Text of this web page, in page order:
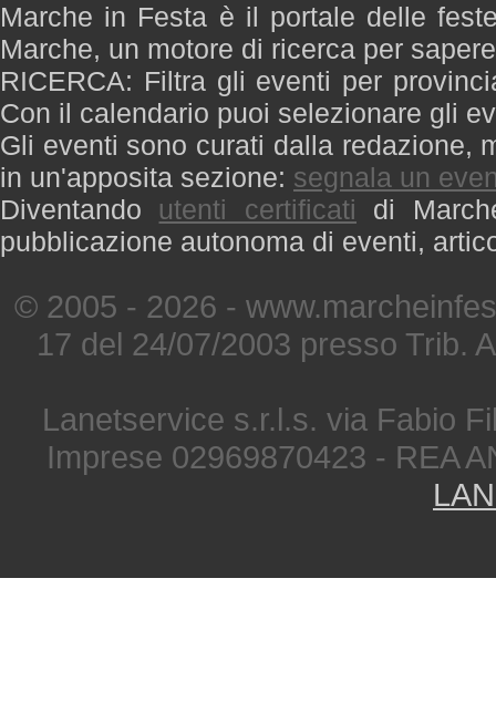
Marche in Festa è il portale delle
Marche, un motore di ricerca per
RICERCA: Filtra gli eventi per
Con il calendario puoi selezionare gli
Gli eventi sono curati dalla redazione,
in un'apposita sezione: segnala un
Diventando utenti certificati di
pubblicazione autonoma di eventi,
© 2005 - 2026 -
17 del 24/07/2003 presso Trib.
Lanetservice s.r.l.s. via Fabio
Imprese 02969870423 - REA